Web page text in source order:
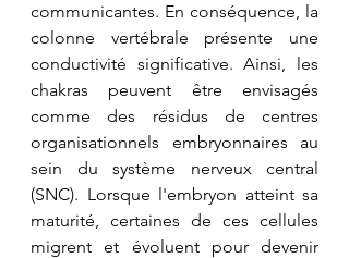
communicantes. En conséquence, la
colonne vertébrale présente une
conductivité significative. Ainsi, les
chakras peuvent être envisagés
comme des résidus de centres
organisationnels embryonnaires au
sein du système nerveux central
(SNC). Lorsque l'embryon atteint sa
maturité, certaines de ces cellules
migrent et évoluent pour devenir